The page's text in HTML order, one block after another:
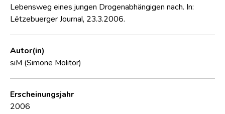
Lebensweg eines jungen Drogenabhängigen nach. In:
Lëtzebuerger Journal, 23.3.2006.
Autor(in)
siM (Simone Molitor)
Erscheinungsjahr
2006